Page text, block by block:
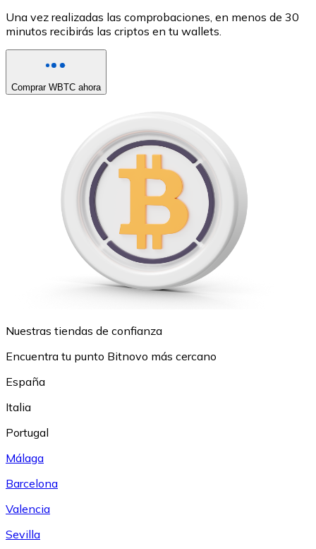
Una vez realizadas las comprobaciones, en menos de 30
minutos recibirás las criptos en tu wallets.
Comprar WBTC ahora
Nuestras tiendas de confianza
Encuentra tu punto Bitnovo más cercano
España
Italia
Portugal
Málaga
Barcelona
Valencia
Sevilla